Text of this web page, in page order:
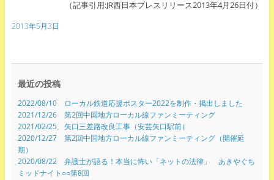
（記事引用:JR西日本プレスリリース2013年4月26日付）
2013年5月3日
最近の投稿
2022/08/10 ローカル鉄道応援ポスター2022を制作・掲出しました
2021/12/26 第2回中国地方ローカル線ファンミーティング
2021/02/25 矢口三差路改良工事（安芸矢口駅前）
2020/12/27 第2回中国地方ローカル線ファンミーティング（開催延
期）
2020/08/22 弁護士が語る！本当に怖い「ネットの法律」 あきやぐち
ミッドナイト○○第8回